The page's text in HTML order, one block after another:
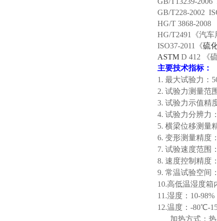
GB/T228-2002
HG/T 3868-2008
HG/T2491《汽
ISO37-2011《硫
ASTM D 412 《
主要技术指标：
1. 最大试验力：
2. 试验力测量范
3. 试验力示值精
4. 试验力分辨力
5. 横梁位移测量
6. 变形测量精度
7. 试验速度范围
8. 速度控制精度
9. 常温试验空间
10.高低温湿度箱
11.湿度：10-98%
12.温度：-80℃-
加热方式：